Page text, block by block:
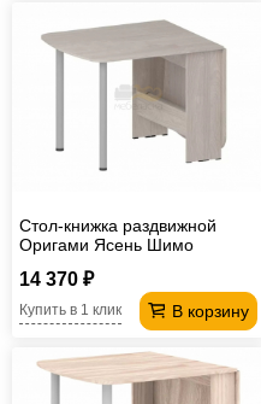
Стол-книжка раздвижной
Оригами Ясень Шимо
14 370 ₽
В корзину
Купить в 1 клик